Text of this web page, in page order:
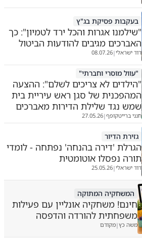
בעקבות פסיקת בג"ץ
"שילמנו אגרות והכל ירד לטמיון": כך
האברכים מגיבים להודעות הביטול
דוד ישראלי|
08.07.26
"עוול מוסרי וחברתי"
"הילדים לא צריכים לשלם": ההצעה
המהפכנית של סגן ראש עיריית בית
שמש נגד שלילת הדירות מאברכים
חנני ברייטקופף|
27.05.26
גזירת הדיור
הגרלת 'דירה בהנחה' נפתחה - לומדי
תורה נפסלו אוטומטית
דוד ישראלי|
25.05.26
המשחקיה המתוקה
חינם! משחקיה אונליין עם פעילות
משפחתית להורדה והדפסה
משה כץ|מקודם